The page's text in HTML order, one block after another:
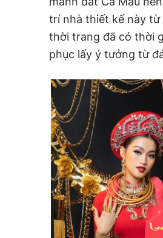
trí nhà thiết kế này
thời trang đã có thời
phục lấy ý tưởng từ